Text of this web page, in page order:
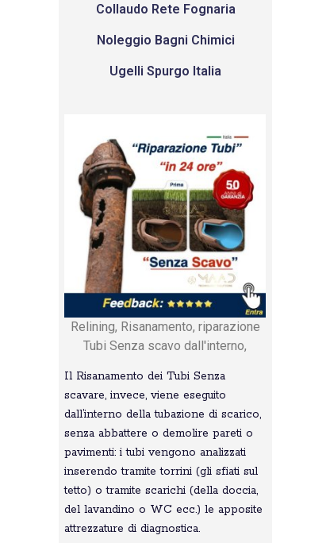
Collaudo Rete Fognaria
Noleggio Bagni Chimici
Ugelli Spurgo Italia
Relining, Risanamento, riparazione
Tubi Senza scavo dall'interno,
Il Risanamento dei Tubi Senza
scavare, invece, viene eseguito
dall’interno della tubazione di scarico,
senza abbattere o demolire pareti o
pavimenti: i tubi vengono analizzati
inserendo tramite torrini (gli sfiati sul
tetto) o tramite scarichi (della doccia,
del lavandino o WC ecc.) le apposite
attrezzature di diagnostica.